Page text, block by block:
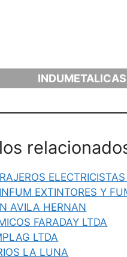
EXTINTORES Y
AVILA HERNAN
FARADAY LTDA
LTDA
LA LUNA